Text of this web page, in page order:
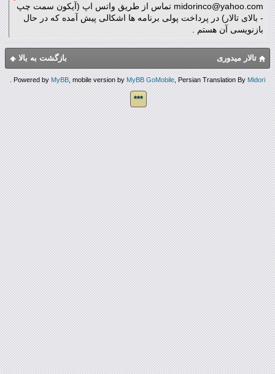
midorinco@yahoo.com تماس از طریق واتس اپ (آیکون سمت چپ
- بالای تالار) در پرداخت پولی برنامه ها اشکالی پیش آمده که در حال
بازنویسی آن هستم .
بازگشت به بالا تالار میدوری
Powered byMyBB, mobile version byMyBB GoMobile, Persian Translation ByMidori
.
***